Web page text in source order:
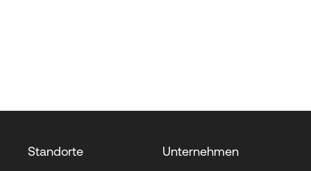
Standorte Unternehmen